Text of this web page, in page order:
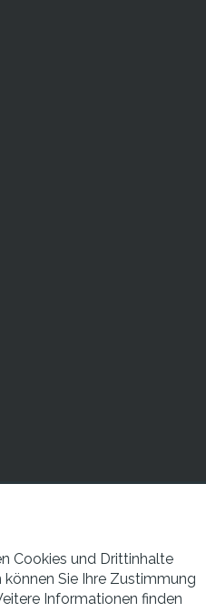
Cookies und Drittinhalte
Sie Ihre Zustimmung
Informationen finden